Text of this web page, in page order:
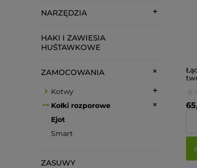
NARZĘDZIA
HAKI I ZAWIESIA
HUŚTAWKOWE
ZAMOCOWANIA
Kotwy
Kołki rozporowe
Ejot
Smart
ZASUWY